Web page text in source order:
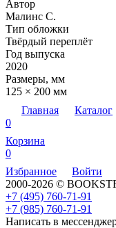
Автор
Малинс С.
Тип обложки
Твёрдый переплёт
Год выпуска
2020
Размеры, мм
125 × 200 мм
Главная
Каталог
0
Корзина
0
Избранное
Войти
2000-2026 ©
+7 (495) 760-71-91
+7 (985) 760-71-91
Написать в